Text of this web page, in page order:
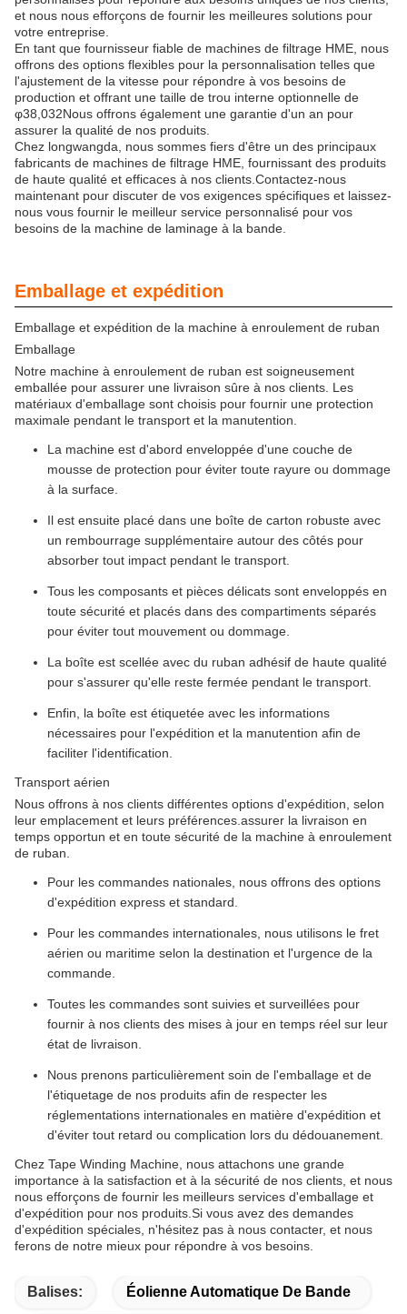
et nous nous efforçons de fournir les meilleures solutions pour
votre entreprise.
En tant que fournisseur fiable de machines de filtrage HME, nous
offrons des options flexibles pour la personnalisation telles que
l'ajustement de la vitesse pour répondre à vos besoins de
production et offrant une taille de trou interne optionnelle de
φ38,032Nous offrons également une garantie d'un an pour
assurer la qualité de nos produits.
Chez longwangda, nous sommes fiers d'être un des principaux
fabricants de machines de filtrage HME, fournissant des produits
de haute qualité et efficaces à nos clients.Contactez-nous
maintenant pour discuter de vos exigences spécifiques et laissez-
nous vous fournir le meilleur service personnalisé pour vos
besoins de la machine de laminage à la bande.
Emballage et expédition
Emballage et expédition de la machine à enroulement de ruban
Emballage
Notre machine à enroulement de ruban est soigneusement
emballée pour assurer une livraison sûre à nos clients. Les
matériaux d'emballage sont choisis pour fournir une protection
maximale pendant le transport et la manutention.
La machine est d'abord enveloppée d'une couche de
mousse de protection pour éviter toute rayure ou dommage
à la surface.
Il est ensuite placé dans une boîte de carton robuste avec
un rembourrage supplémentaire autour des côtés pour
absorber tout impact pendant le transport.
Tous les composants et pièces délicats sont enveloppés en
toute sécurité et placés dans des compartiments séparés
pour éviter tout mouvement ou dommage.
La boîte est scellée avec du ruban adhésif de haute qualité
pour s'assurer qu'elle reste fermée pendant le transport.
Enfin, la boîte est étiquetée avec les informations
nécessaires pour l'expédition et la manutention afin de
faciliter l'identification.
Transport aérien
Nous offrons à nos clients différentes options d'expédition, selon
leur emplacement et leurs préférences.assurer la livraison en
temps opportun et en toute sécurité de la machine à enroulement
de ruban.
Pour les commandes nationales, nous offrons des options
d'expédition express et standard.
Pour les commandes internationales, nous utilisons le fret
aérien ou maritime selon la destination et l'urgence de la
commande.
Toutes les commandes sont suivies et surveillées pour
fournir à nos clients des mises à jour en temps réel sur leur
état de livraison.
Nous prenons particulièrement soin de l'emballage et de
l'étiquetage de nos produits afin de respecter les
réglementations internationales en matière d'expédition et
d'éviter tout retard ou complication lors du dédouanement.
Chez Tape Winding Machine, nous attachons une grande
importance à la satisfaction et à la sécurité de nos clients, et nous
nous efforçons de fournir les meilleurs services d'emballage et
d'expédition pour nos produits.Si vous avez des demandes
d'expédition spéciales, n'hésitez pas à nous contacter, et nous
ferons de notre mieux pour répondre à vos besoins.
Balises: Éolienne Automatique De Bande